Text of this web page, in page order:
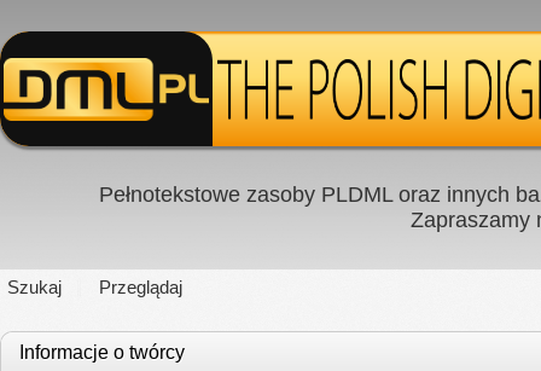
Pełnotekstowe zasoby PLDML oraz innych
Zapraszamy
Szukaj Przeglądaj
Informacje o twórcy